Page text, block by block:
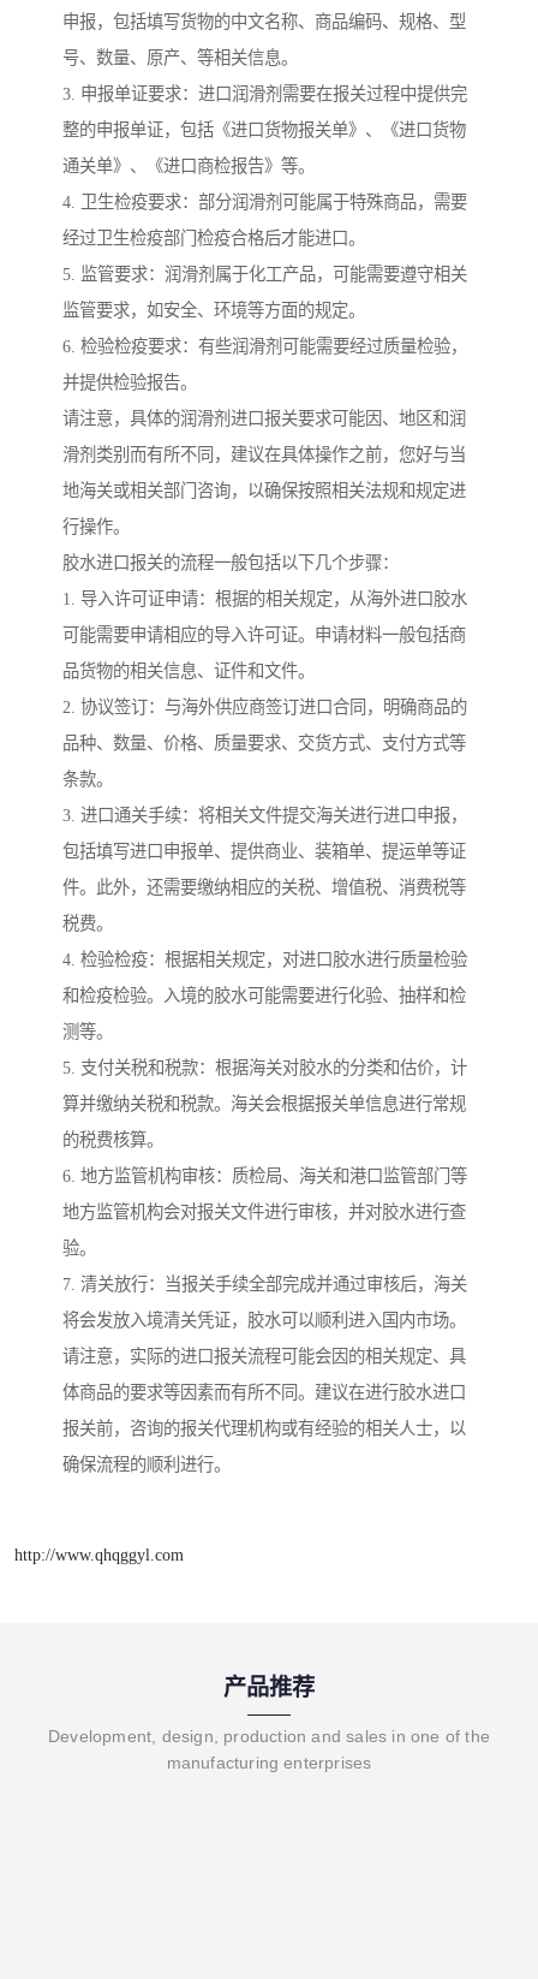
申报，包括填写货物的中文名称、商品编码、规格、型
号、数量、原产、等相关信息。
3. 申报单证要求：进口润滑剂需要在报关过程中提供完
整的申报单证，包括《进口货物报关单》、《进口货物
通关单》、《进口商检报告》等。
4. 卫生检疫要求：部分润滑剂可能属于特殊商品，需要
经过卫生检疫部门检疫合格后才能进口。
5. 监管要求：润滑剂属于化工产品，可能需要遵守相关
监管要求，如安全、环境等方面的规定。
6. 检验检疫要求：有些润滑剂可能需要经过质量检验，
并提供检验报告。
请注意，具体的润滑剂进口报关要求可能因、地区和润
滑剂类别而有所不同，建议在具体操作之前，您好与当
地海关或相关部门咨询，以确保按照相关法规和规定进
行操作。
胶水进口报关的流程一般包括以下几个步骤：
1. 导入许可证申请：根据的相关规定，从海外进口胶水
可能需要申请相应的导入许可证。申请材料一般包括商
品货物的相关信息、证件和文件。
2. 协议签订：与海外供应商签订进口合同，明确商品的
品种、数量、价格、质量要求、交货方式、支付方式等
条款。
3. 进口通关手续：将相关文件提交海关进行进口申报，
包括填写进口申报单、提供商业、装箱单、提运单等证
件。此外，还需要缴纳相应的关税、增值税、消费税等
税费。
4. 检验检疫：根据相关规定，对进口胶水进行质量检验
和检疫检验。入境的胶水可能需要进行化验、抽样和检
测等。
5. 支付关税和税款：根据海关对胶水的分类和估价，计
算并缴纳关税和税款。海关会根据报关单信息进行常规
的税费核算。
6. 地方监管机构审核：质检局、海关和港口监管部门等
地方监管机构会对报关文件进行审核，并对胶水进行查
验。
7. 清关放行：当报关手续全部完成并通过审核后，海关
将会发放入境清关凭证，胶水可以顺利进入国内市场。
请注意，实际的进口报关流程可能会因的相关规定、具
体商品的要求等因素而有所不同。建议在进行胶水进口
报关前，咨询的报关代理机构或有经验的相关人士，以
确保流程的顺利进行。
http://www.qhqggyl.com
产品推荐
Development, design, production and sales in one of the
manufacturing enterprises